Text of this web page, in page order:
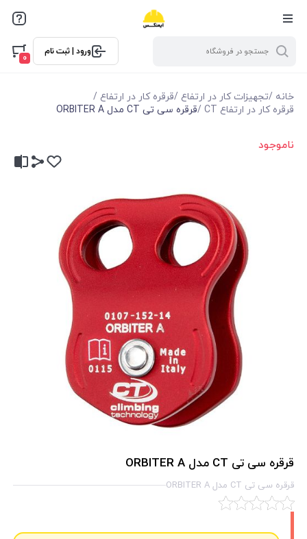
ورود | ثبت نام
0
خانه /تجهیزات کار در ارتفاع /قرقره کار در ارتفاع /
قرقره کار در ارتفاع CT
/قرقره سی تی CT مدل ORBITER A
ناموجود
قرقره سی تی CT مدل ORBITER A
قرقره سی تی CT مدل ORBITER A